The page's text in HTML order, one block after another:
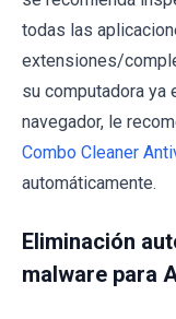
todas las
extensiones/
su computadora
navegador, le
Combo Cleaner
automáticamente.
Eliminación
malware para